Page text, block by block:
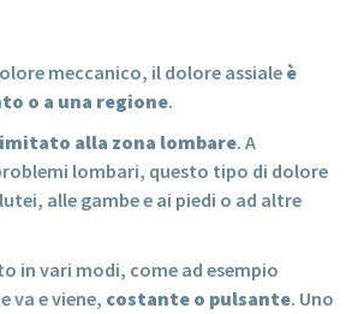
meccanico, il dolore assiale è
o a una regione.
alla zona lombare. A
lombari, questo tipo di dolore
alle gambe e ai piedi o ad altre
in vari modi, come ad esempio
va e viene, costante o pulsante. Uno